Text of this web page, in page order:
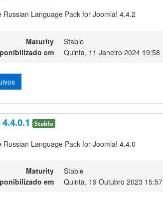
Russian Language Pack for Joomla! 4.4.2
Maturity
Stable
em
Quinta, 11 Janeiro 2024 19:58
Stable
Russian Language Pack for Joomla! 4.4.0
Maturity
Stable
em
Quinta, 19 Outubro 2023 15:57